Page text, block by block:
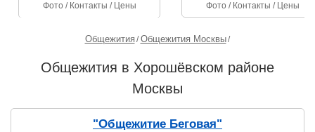
Фото / Контакты / Цены
Фото / Контакты / Цены
Общежития Общежития Москвы
Общежития в Хорошёвском районе
Москвы
"Общежитие Беговая"